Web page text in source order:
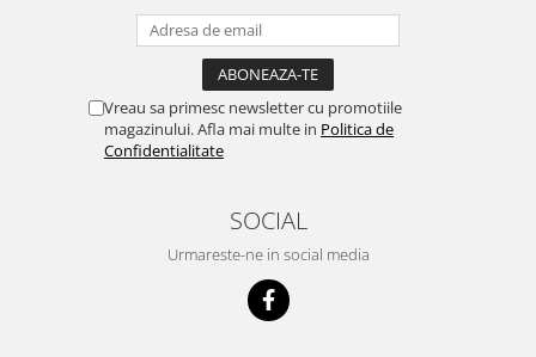
Vreau sa primesc newsletter cu promotiile
magazinului. Afla mai multe in Politica de
Confidentialitate
SOCIAL
Urmareste-ne in social media